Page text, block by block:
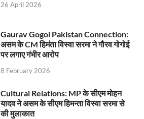
Ankita Bhandari Case: अंकिता भंडारी केस से संबंधित
Uttarkhand Development Project: मुख्यमंत्री ने
Voter Mapping: मतदाता मैपिंग आसान बनाने के लिए
26 April 2026
Gaurav Gogoi Pakistan Connection:
असम के CM हिमंता विस्वा सरमा ने गौरव गोगोई
पर लगाए गंभीर आरोप
8 February 2026
Cultural Relations: MP के सीएम मोहन
यादव ने असम के सीएम हिमन्ता विस्वा सरमा से
की मुलाकात